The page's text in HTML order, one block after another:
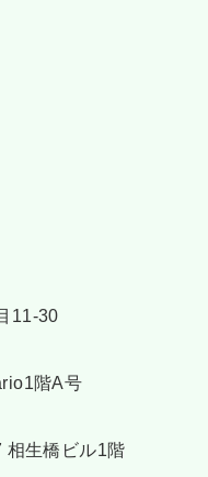
11-30
階A号
相生橋ビル1階